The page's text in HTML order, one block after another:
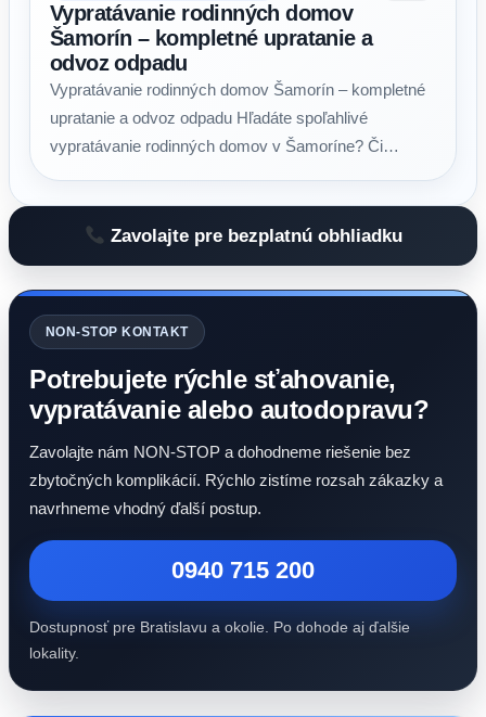
Vypratávanie rodinných domov
Šamorín – kompletné upratanie a
odvoz odpadu
Vypratávanie rodinných domov Šamorín – kompletné
upratanie a odvoz odpadu Hľadáte spoľahlivé
vypratávanie rodinných domov v Šamoríne? Či…
Zavolajte pre bezplatnú obhliadku
NON-STOP KONTAKT
Potrebujete rýchle sťahovanie,
vypratávanie alebo autodopravu?
Zavolajte nám NON-STOP a dohodneme riešenie bez
zbytočných komplikácií. Rýchlo zistíme rozsah zákazky a
navrhneme vhodný ďalší postup.
0940 715 200
Dostupnosť pre Bratislavu a okolie. Po dohode aj ďalšie
lokality.